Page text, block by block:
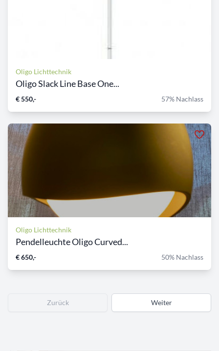
Oligo Lichttechnik
Oligo Slack Line Base One...
€ 550,- 57% Nachlass
Oligo Lichttechnik
Pendelleuchte Oligo Curved...
€ 650,- 50% Nachlass
Zurück Weiter